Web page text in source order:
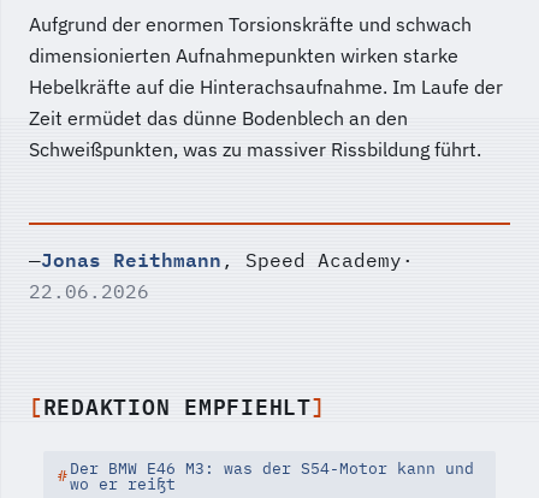
Aufgrund der enormen Torsionskräfte und schwach
dimensionierten Aufnahmepunkten wirken starke
Hebelkräfte auf die Hinterachsaufnahme. Im Laufe der
Zeit ermüdet das dünne Bodenblech an den
Schweißpunkten, was zu massiver Rissbildung führt.
—Jonas Reithmann , Speed Academy·
22.06.2026
REDAKTION EMPFIEHLT
Der BMW E46 M3: was der S54-Motor kann und
wo er reißt